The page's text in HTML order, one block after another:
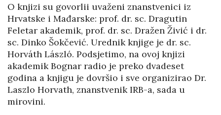
O knjizi su govorlii uvaženi znanstvenici iz
Hrvatske i Mađarske: prof. dr. sc. Dragutin
Feletar akademik, prof. dr. sc. Dražen Živić i dr.
sc. Dinko Šokčević. Urednik knjige je dr. sc.
Horváth László. Podsjetimo, na ovoj knjizi
akademik Bognar radio je preko dvadeset
godina a knjigu je dovršio i sve organizirao Dr.
Laszlo Horvath, znanstvenik IRB-a, sada u
mirovini.